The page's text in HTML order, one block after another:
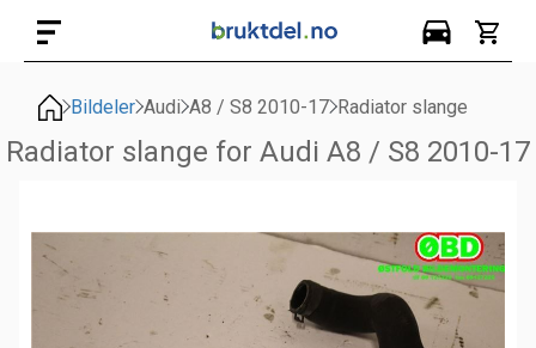
Bildeler Audi A8 / S8 2010-17 Radiator slange
Radiator slange for Audi A8 / S8 2010-17